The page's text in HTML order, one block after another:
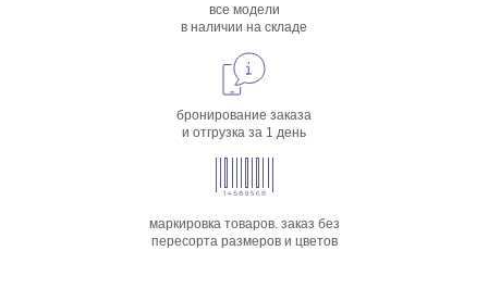
все модели
в наличии на складе
бронирование заказа
и отгрузка за 1 день
маркировка товаров. заказ без
пересорта размеров и цветов